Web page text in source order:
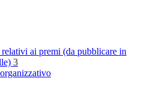
ai premi (da pubblicare in
3